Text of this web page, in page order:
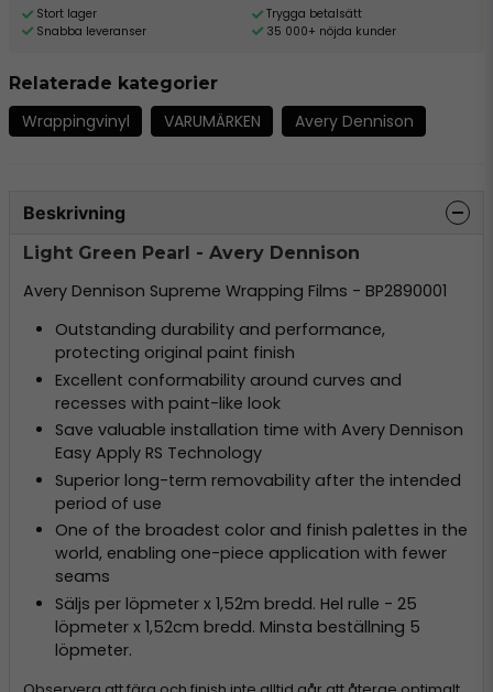
Stort lager
Snabba leveranser
Trygga betalsätt
35 000+ nöjda kunder
Relaterade kategorier
Wrappingvinyl VARUMÄRKEN Avery Dennison
Beskrivning
Light Green Pearl - Avery Dennison
Avery Dennison Supreme Wrapping Films - BP2890001
Outstanding durability and performance,
protecting original paint finish
Excellent conformability around curves and
recesses with paint-like look
Save valuable installation time with Avery Dennison
Easy Apply RS Technology
Superior long-term removability after the intended
period of use
One of the broadest color and finish palettes in the
world, enabling one-piece application with fewer
seams
Säljs per löpmeter x 1,52m bredd. Hel rulle - 25
löpmeter x 1,52cm bredd. Minsta beställning 5
löpmeter.